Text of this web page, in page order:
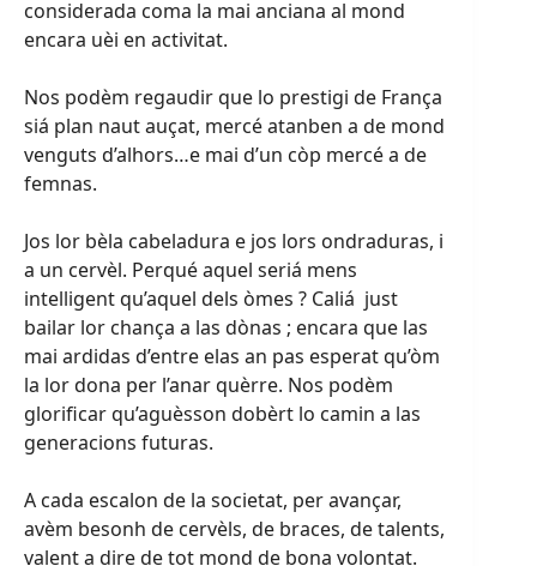
considerada coma la mai anciana al mond
encara uèi en activitat.
Nos podèm regaudir que lo prestigi de França
siá plan naut auçat, mercé atanben a de mond
venguts d’alhors…e mai d’un còp mercé a de
femnas.
Jos lor bèla cabeladura e jos lors ondraduras, i
a un cervèl. Perqué aquel seriá mens
intelligent qu’aquel dels òmes ? Caliá just
bailar lor chança a las dònas ; encara que las
mai ardidas d’entre elas an pas esperat qu’òm
la lor dona per l’anar quèrre. Nos podèm
glorificar qu’aguèsson dobèrt lo camin a las
generacions futuras.
A cada escalon de la societat, per avançar,
avèm besonh de cervèls, de braces, de talents,
valent a dire de tot mond de bona volontat.